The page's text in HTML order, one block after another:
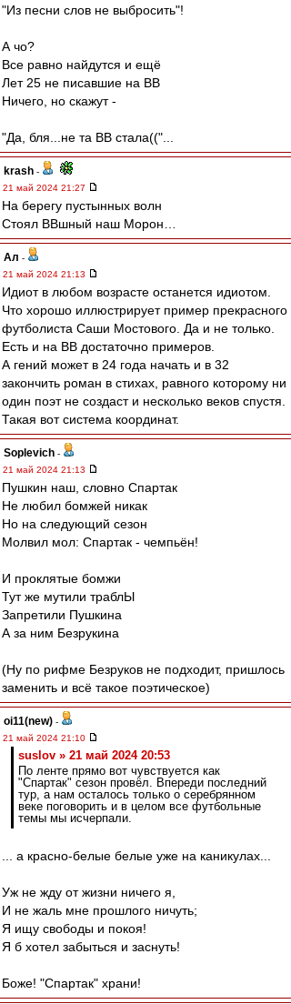
"Из песни слов не выбросить"!
А чо?
Все равно найдутся и ещё
Лет 25 не писавшие на ВВ
Ничего, но скажут -
"Да, бля...не та ВВ стала(("...
krash -
21 май 2024 21:27
На берегу пустынных волн
Стоял ВВшный наш Морон…
Ал -
21 май 2024 21:13
Идиот в любом возрасте останется идиотом.
Что хорошо иллюстрирует пример прекрасного
футболиста Саши Мостового. Да и не только.
Есть и на ВВ достаточно примеров.
А гений может в 24 года начать и в 32
закончить роман в стихах, равного которому ни
один поэт не создаст и несколько веков спустя.
Такая вот система координат.
Soplevich -
21 май 2024 21:13
Пушкин наш, словно Спартак
Не любил бомжей никак
Но на следующий сезон
Молвил мол: Спартак - чемпьён!
И проклятые бомжи
Тут же мутили траблЫ
Запретили Пушкина
А за ним Безрукина
(Ну по рифме Безруков не подходит, пришлось
заменить и всё такое поэтическое)
oi11(new) -
21 май 2024 21:10
suslov » 21 май 2024 20:53
По ленте прямо вот чувствуется как
"Спартак" сезон провёл. Впереди последний
тур, а нам осталось только о серебрянном
веке поговорить и в целом все футбольные
темы мы исчерпали.
... а красно-белые белые уже на каникулах...
Уж не жду от жизни ничего я,
И не жаль мне прошлого ничуть;
Я ищу свободы и покоя!
Я б хотел забыться и заснуть!
Боже! "Спартак" храни!